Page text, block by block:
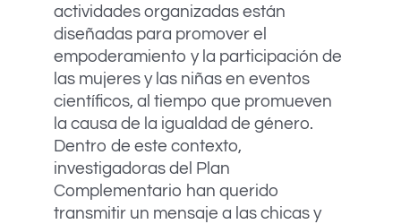
actividades organizadas están
diseñadas para promover el
empoderamiento y la participación de
las mujeres y las niñas en eventos
científicos, al tiempo que promueven
la causa de la igualdad de género.
Dentro de este contexto,
investigadoras del Plan
Complementario han querido
transmitir un mensaje a las chicas y